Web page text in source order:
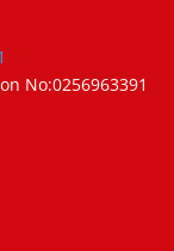
No:0256963391